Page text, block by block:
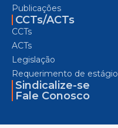
Publicações
CCTs/ACTs
CCTs
ACTs
Legislação
Requerimento de estágio
Sindicalize-se
Fale Conosco